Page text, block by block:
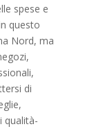
spese e
questo
Nord, ma
di
qualità-